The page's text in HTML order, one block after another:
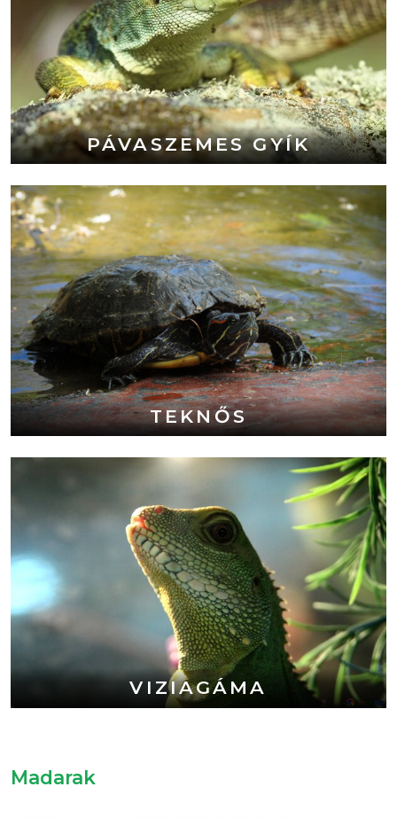
PÁVASZEMES GYÍK
TEKNŐS
VIZIAGÁMA
Madarak